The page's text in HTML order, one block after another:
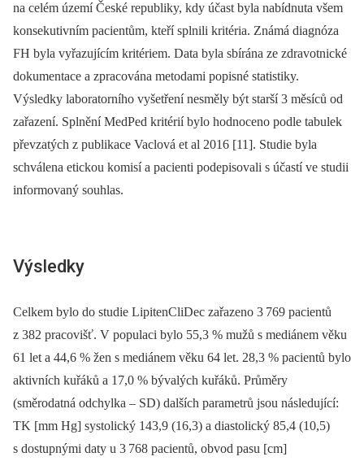
na celém území České republiky, kdy účast byla nabídnuta všem
konsekutivním pacientům, kteří splnili kritéria. Známá diagnóza
FH byla vyřazujícím kritériem. Data byla sbírána ze zdravotnické
dokumentace a zpracována metodami popisné statistiky.
Výsledky laboratorního vyšetření nesměly být starší 3 měsíců od
zařazení. Splnění MedPed kritérií bylo hodnoceno podle tabulek
převzatých z publikace Vaclová et al 2016 [11]. Studie byla
schválena etickou komisí a pacienti podepisovali s účastí ve studii
informovaný souhlas.
Výsledky
Celkem bylo do studie LipitenCliDec zařazeno 3 769 pacientů
z 382 pracovišť. V populaci bylo 55,3 % mužů s mediánem věku
61 let a 44,6 % žen s mediánem věku 64 let. 28,3 % pacientů bylo
aktivních kuřáků a 17,0 % bývalých kuřáků. Průměry
(směrodatná odchylka –⁠ SD) dalších parametrů jsou následující:
TK [mm Hg] systolický 143,9 (16,3) a diastolický 85,4 (10,5)
s dostupnými daty u 3 768 pacientů, obvod pasu [cm]